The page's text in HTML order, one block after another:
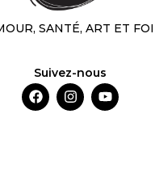
SANTÉ, ART ET FOI
Suivez-nous